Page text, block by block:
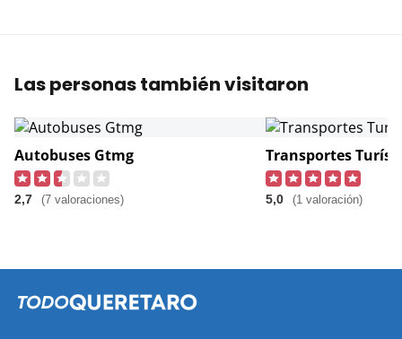
Las personas también visitaron
Autobuses Gtmg
2,7 (7 valoraciones) 5,0 (1 valoración)